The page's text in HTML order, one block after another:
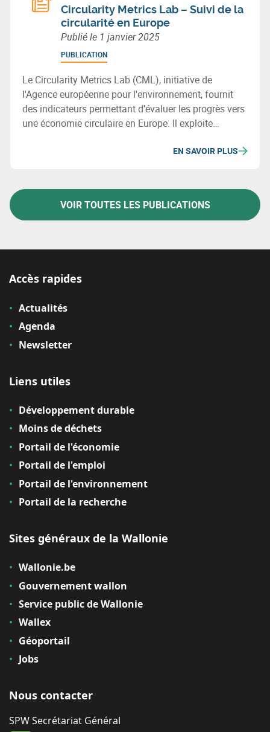
Circularity Metrics Lab – Suivi de la
circularité en Europe
Publié le 1 janvier 2025
PUBLICATION
Le Circularity Metrics Lab (CML), initiative de
l'Agence européenne pour l'environnement, fournit
des indicateurs permettant d’évaluer les progrès vers
une économie circulaire en Europe. Il exploite
en quatre catégories : cadre habilitant, entreprises,
EN SAVOIR PLUS
VOIR TOUTES LES PUBLICATIONS
Accès rapides
Actualités
Agenda
Newsletter
Liens utiles
Développement durable
Moins de déchets
Portail de l'économie
Portail de l'emploi
Portail de l'environnement
Portail de la recherche
Sites généraux de la Wallonie
Wallonie.be
Gouvernement wallon
Service public de Wallonie
Wallex
Géoportail
Jobs
Nous contacter
SPW Secrétariat Général